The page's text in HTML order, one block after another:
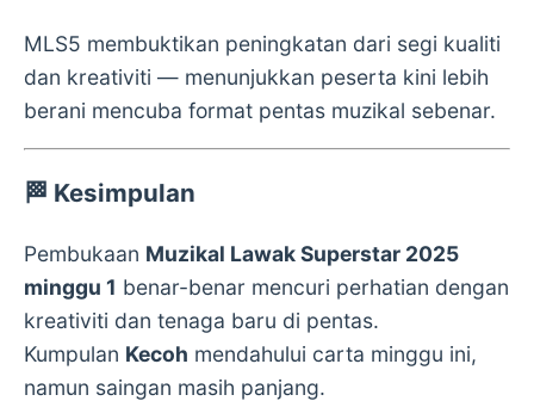
MLS5 membuktikan peningkatan dari segi kualiti
dan kreativiti — menunjukkan peserta kini lebih
berani mencuba format pentas muzikal sebenar.
🏁 Kesimpulan
Pembukaan Muzikal Lawak Superstar 2025
minggu 1 benar-benar mencuri perhatian dengan
kreativiti dan tenaga baru di pentas.
Kumpulan Kecoh mendahului carta minggu ini,
namun saingan masih panjang.